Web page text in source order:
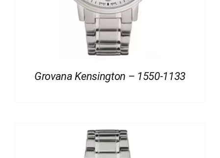
Grovana Kensington – 1550-1133